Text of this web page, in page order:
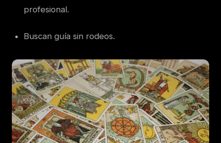
profesional.
Buscan guía sin rodeos.